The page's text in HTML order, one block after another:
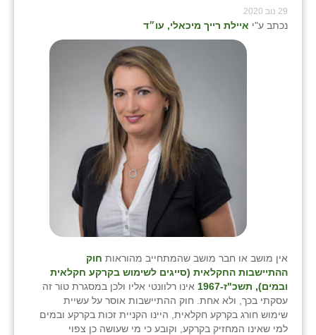
29 נוב 2020
נכתב ע"י איילת רייך מיכאלי, עו״ד
אין מושב או חבר מושב שהמתחייב מהוראות חוק
ההתיישבות החקלאית (סייגים לשימוש בקרקע חקלאית
ובמים), תשכ"ז-1967
אינו רלוונטי אליו ולכן במסגרת טור זה
עסקתי בכך, ולא אחת. חוק ההתיישבות אוסר על עשיית
שימוש חורג בקרקע חקלאית, היינו הקניית זכות בקרקע ובמים
למי שאינו המחזיק בקרקע, וקובע כי מי שעושה כן צפוי
כפר אביב
כפר סבא (אגרא)
מישר
מכורה
מנחמיה